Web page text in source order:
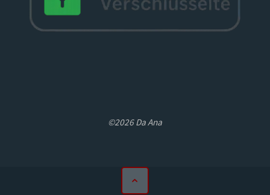
©2026 Da Ana